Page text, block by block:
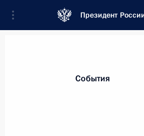
Президент
События